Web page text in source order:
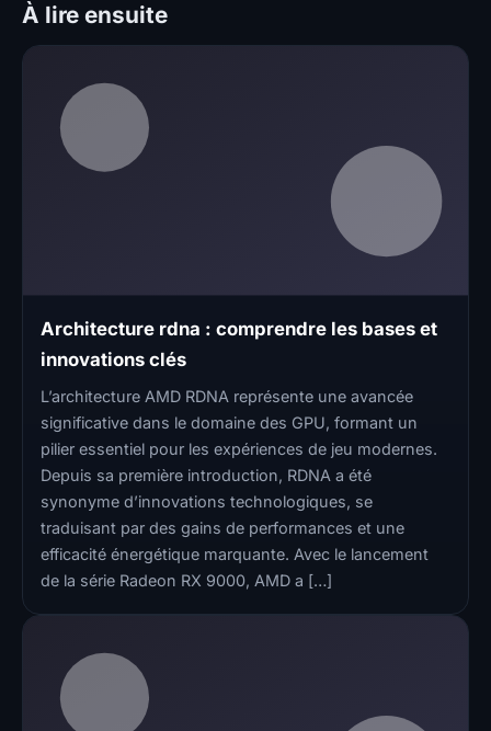
À lire ensuite
Architecture rdna : comprendre les bases et
innovations clés
L’architecture AMD RDNA représente une avancée
significative dans le domaine des GPU, formant un
pilier essentiel pour les expériences de jeu modernes.
Depuis sa première introduction, RDNA a été
synonyme d’innovations technologiques, se
traduisant par des gains de performances et une
efficacité énergétique marquante. Avec le lancement
de la série Radeon RX 9000, AMD a […]